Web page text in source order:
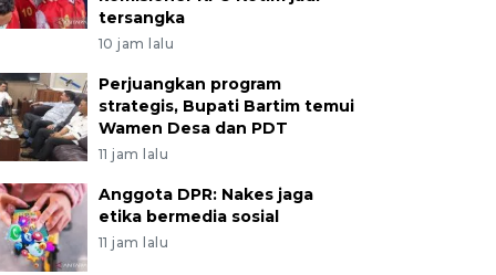
tersangka
10 jam lalu
Perjuangkan program
strategis, Bupati Bartim temui
Wamen Desa dan PDT
11 jam lalu
Anggota DPR: Nakes jaga
etika bermedia sosial
11 jam lalu